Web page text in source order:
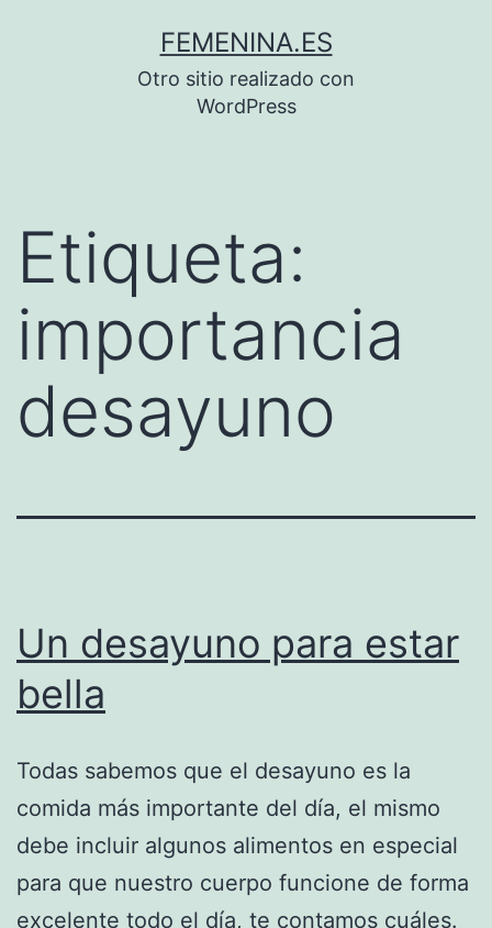
FEMENINA.ES
Otro sitio realizado con
WordPress
Etiqueta:
importancia
desayuno
Un desayuno para estar
bella
Todas sabemos que el desayuno es la
comida más importante del día, el mismo
debe incluir algunos alimentos en especial
para que nuestro cuerpo funcione de forma
excelente todo el día, te contamos cuáles.